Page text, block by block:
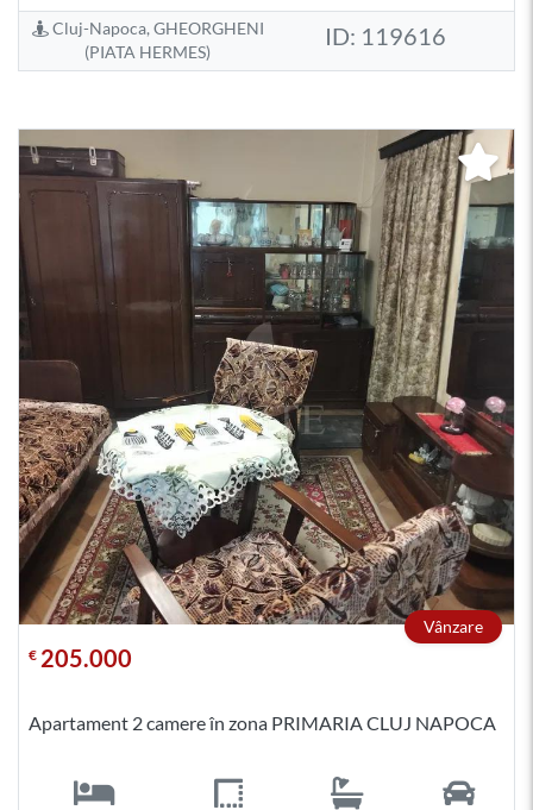
Cluj-Napoca, GHEORGHENI
(PIATA HERMES)
ID: 119616
Vânzare
€ 205.000
Apartament 2 camere în zona PRIMARIA CLUJ NAPOCA